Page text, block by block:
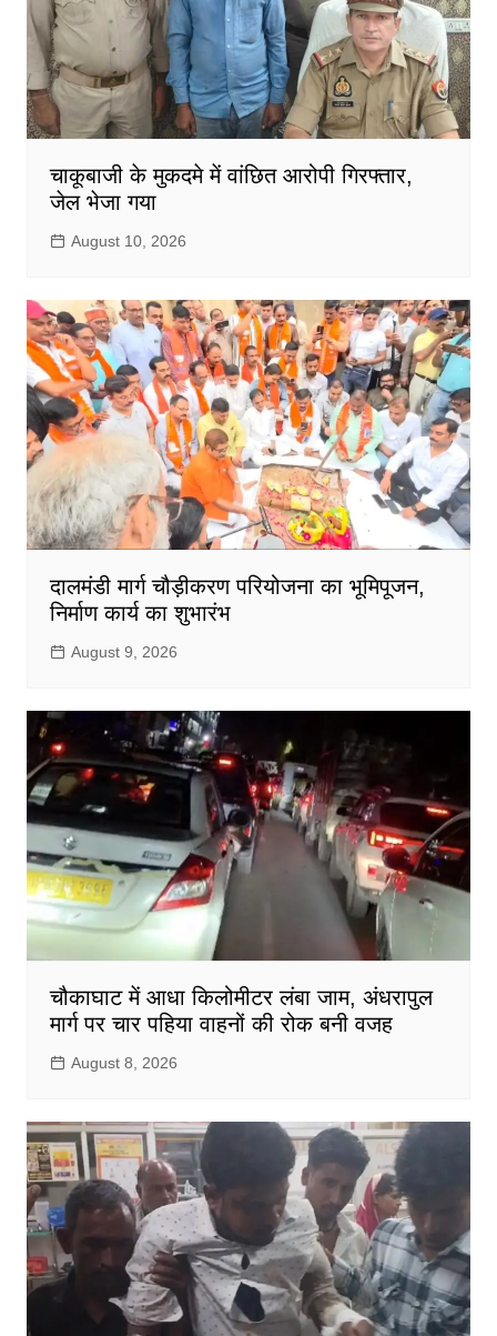
चाकूबाजी के मुकदमे में वांछित आरोपी गिरफ्तार,
जेल भेजा गया
August 10, 2026
दालमंडी मार्ग चौड़ीकरण परियोजना का भूमिपूजन,
निर्माण कार्य का शुभारंभ
August 9, 2026
चौकाघाट में आधा किलोमीटर लंबा जाम, अंधरापुल
मार्ग पर चार पहिया वाहनों की रोक बनी वजह
August 8, 2026